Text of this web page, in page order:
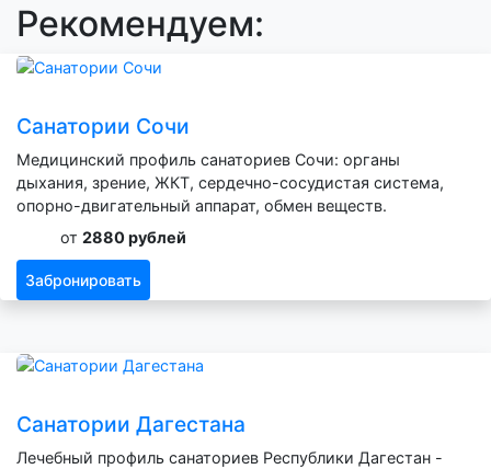
Рекомендуем:
Санатории Сочи
Медицинский профиль санаториев Сочи: органы
дыхания, зрение, ЖКТ, сердечно-сосудистая система,
опорно-двигательный аппарат, обмен веществ.
от 2880 рублей
Забронировать
Санатории Дагестана
Лечебный профиль санаториев Республики Дагестан -